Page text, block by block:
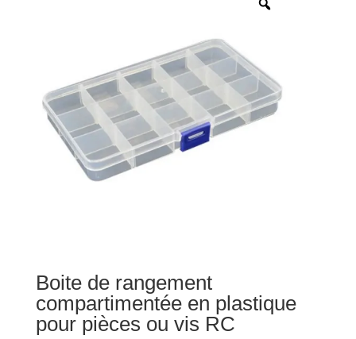
Boite de rangement
compartimentée en plastique
pour pièces ou vis RC